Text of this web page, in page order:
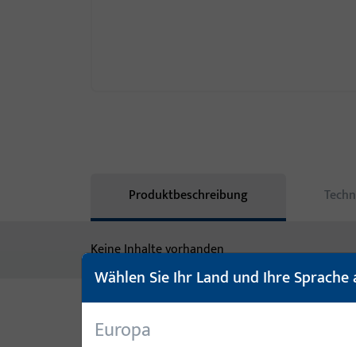
Produktbeschreibung
Keine Inhalte vorhanden
Varianten
Wählen Sie Ihr Land und Ihre Sprache
Europa